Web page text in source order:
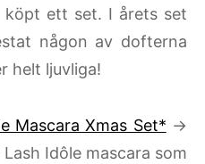
ett set. I årets set
någon av dofterna
helt ljuvliga!
Mascara Xmas Set* →
Idôle mascara som